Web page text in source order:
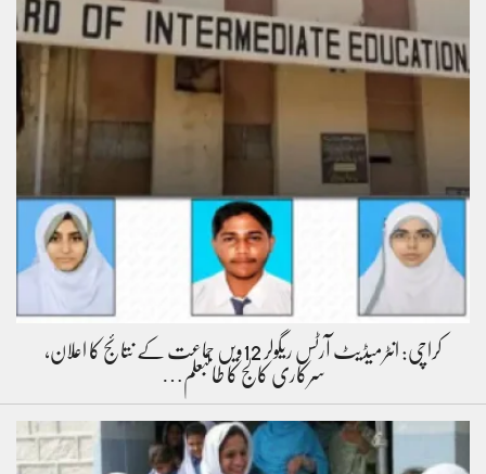
کراچی: انٹرمیڈیٹ آرٹس ریگولر 12ویں جماعت کے نتائج کا اعلان،
سرکاری کالج کا طالبعلم…